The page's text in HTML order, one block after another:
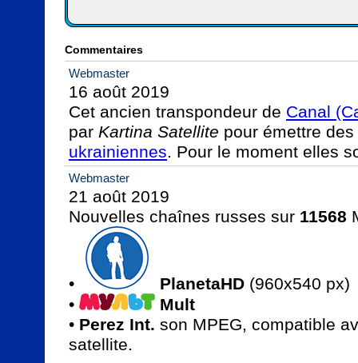
Commentaires
Webmaster
16 août 2019
Cet ancien transpondeur de Canal
par Kartina Satellite pour émettre des
ukrainiennes. Pour le moment elles
Webmaster
21 août 2019
Nouvelles chaînes russes sur 11568
• PlanetaHD (960x540 px)
•
Mult
• Perez Int. son MPEG, compatible
satellite.